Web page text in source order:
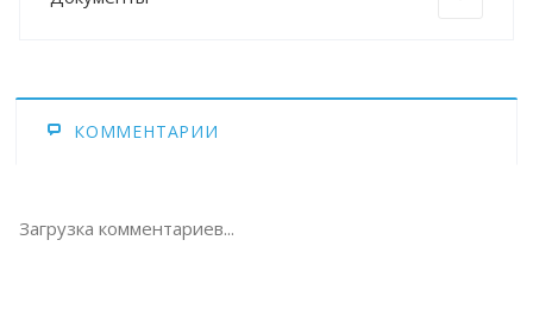
КОММЕНТАРИИ
Загрузка комментариев...